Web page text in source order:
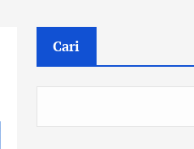
Cari